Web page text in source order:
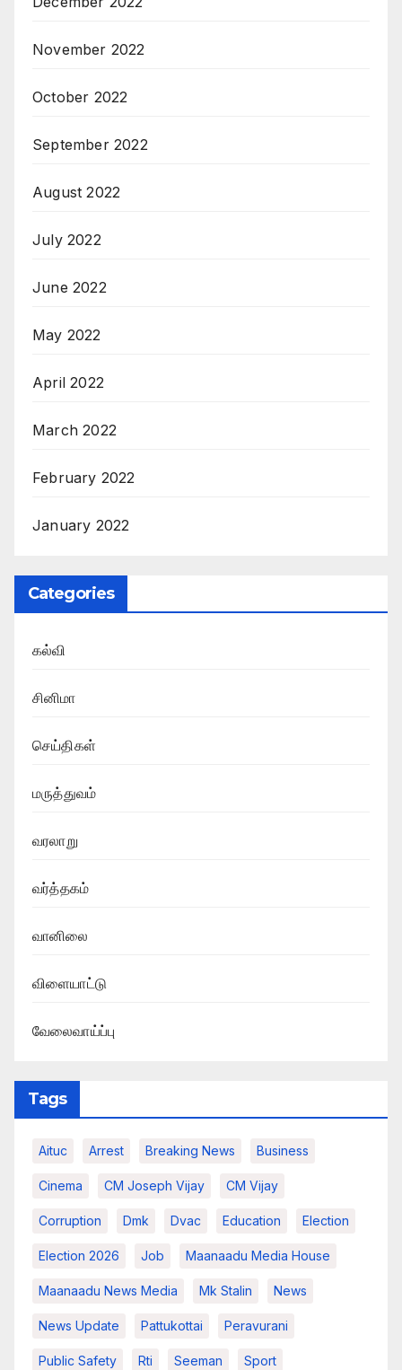
November 2022
October 2022
September 2022
August 2022
July 2022
June 2022
May 2022
April 2022
March 2022
February 2022
January 2022
Categories
கல்வி
சினிமா
செய்திகள்
மருத்துவம்
வரலாறு
வர்த்தகம்
வானிலை
விளையாட்டு
வேலைவாய்ப்பு
Tags
Aituc Arrest Breaking News​ Business
Cinema CM Joseph Vijay CM Vijay
Corruption Dmk Dvac Education Election
Election 2026 Job Maanaadu Media House
Maanaadu News Media Mk Stalin News
News Update Pattukottai Peravurani
Public Safety Rti Seeman Sport